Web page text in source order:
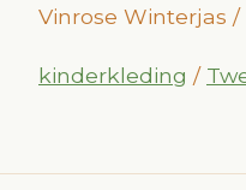
Vinrose Winterjas
kinderkleding /